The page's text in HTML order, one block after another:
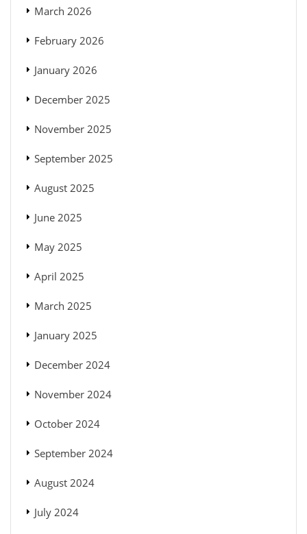
March 2026
February 2026
January 2026
December 2025
November 2025
September 2025
August 2025
June 2025
May 2025
April 2025
March 2025
January 2025
December 2024
November 2024
October 2024
September 2024
August 2024
July 2024